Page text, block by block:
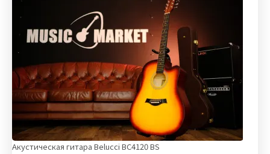
Акустическая гитара Belucci BC4120 BS